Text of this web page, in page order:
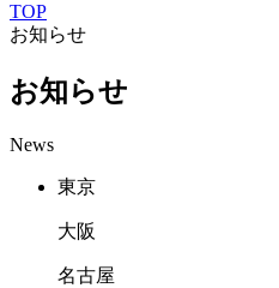
TOP
お知らせ
お知らせ
News
東京
大阪
名古屋